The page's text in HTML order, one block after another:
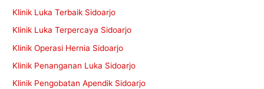
Klinik Luka Terbaik Sidoarjo
Klinik Luka Terpercaya Sidoarjo
Klinik Operasi Hernia Sidoarjo
Klinik Penanganan Luka Sidoarjo
Klinik Pengobatan Apendik Sidoarjo